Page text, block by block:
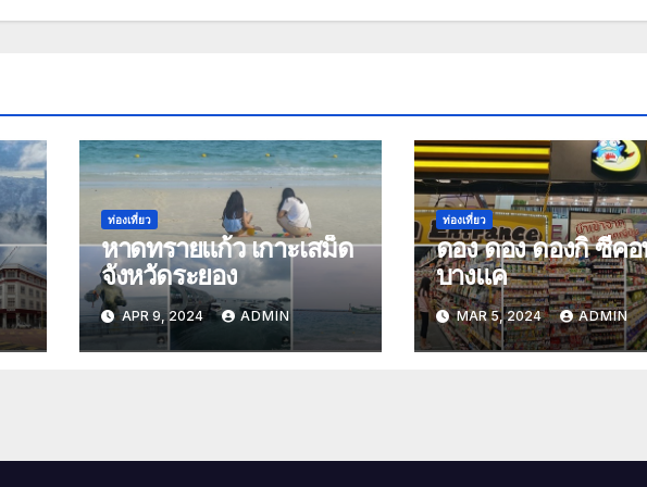
ท่องเที่ยว
หาดทรายแก้ว เกาะเสม็ด
จังหวัดระยอง
APR 9, 2024 ADMIN
ท่องเที่ยว
ดอง ดอง ดองกิ ซีค
บางแค
MAR 5, 2024 ADMIN